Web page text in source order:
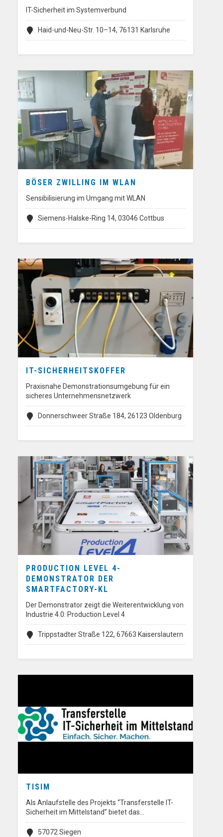
IT-Sicherheit im Systemverbund
Haid-und-Neu-Str. 10–14, 76131 Karlsruhe
BÖSER ZWILLING IM WLAN
Sensibilisierung im Umgang mit WLAN
Siemens-Halske-Ring 14, 03046 Cottbus
IT-SICHERHEITSKOFFER
Praxisnahe Demonstrationsumgebung für ein
sicheres Unternehmensnetzwerk
Donnerschweer Straße 184, 26123 Oldenburg
PRODUCTION LEVEL 4-
DEMONSTRATOR DER
SMARTFACTORY-KL
Der Demonstrator zeigt die Weiterentwicklung von
Industrie 4.0: Production Level 4
Trippstadter Straße 122, 67663 Kaiserslautern
TISIM
Als Anlaufstelle des Projekts “Transferstelle IT-
Sicherheit im Mittelstand” bietet das…
57072 Siegen